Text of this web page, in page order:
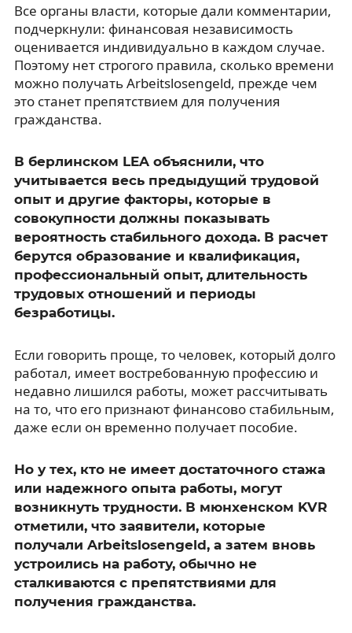
Все органы власти, которые дали комментарии,
подчеркнули: финансовая независимость
оценивается индивидуально в каждом случае.
Поэтому нет строгого правила, сколько времени
можно получать Arbeitslosengeld, прежде чем
это станет препятствием для получения
гражданства.
В берлинском LEA объяснили, что
учитывается весь предыдущий трудовой
опыт и другие факторы, которые в
совокупности должны показывать
вероятность стабильного дохода. В расчет
берутся образование и квалификация,
профессиональный опыт, длительность
трудовых отношений и периоды
безработицы.
Если говорить проще, то человек, который долго
работал, имеет востребованную профессию и
недавно лишился работы, может рассчитывать
на то, что его признают финансово стабильным,
даже если он временно получает пособие.
Но у тех, кто не имеет достаточного стажа
или надежного опыта работы, могут
возникнуть трудности. В мюнхенском KVR
отметили, что заявители, которые
получали Arbeitslosengeld, а затем вновь
устроились на работу, обычно не
сталкиваются с препятствиями для
получения гражданства.